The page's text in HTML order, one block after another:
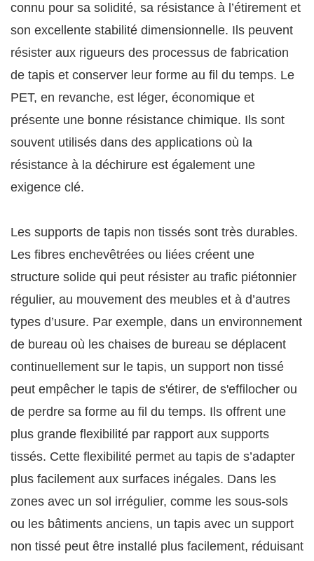
connu pour sa solidité, sa résistance à l’étirement et
son excellente stabilité dimensionnelle. Ils peuvent
résister aux rigueurs des processus de fabrication
de tapis et conserver leur forme au fil du temps. Le
PET, en revanche, est léger, économique et
présente une bonne résistance chimique. Ils sont
souvent utilisés dans des applications où la
résistance à la déchirure est également une
exigence clé.
Les supports de tapis non tissés sont très durables.
Les fibres enchevêtrées ou liées créent une
structure solide qui peut résister au trafic piétonnier
régulier, au mouvement des meubles et à d’autres
types d’usure. Par exemple, dans un environnement
de bureau où les chaises de bureau se déplacent
continuellement sur le tapis, un support non tissé
peut empêcher le tapis de s'étirer, de s'effilocher ou
de perdre sa forme au fil du temps. Ils offrent une
plus grande flexibilité par rapport aux supports
tissés. Cette flexibilité permet au tapis de s’adapter
plus facilement aux surfaces inégales. Dans les
zones avec un sol irrégulier, comme les sous-sols
ou les bâtiments anciens, un tapis avec un support
non tissé peut être installé plus facilement, réduisant